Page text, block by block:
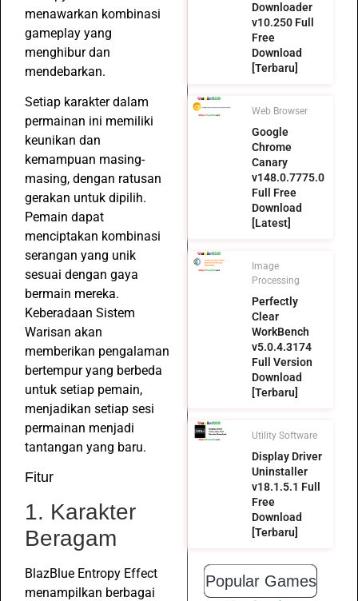
menawarkan kombinasi
gameplay yang
menghibur dan
mendebarkan.
Setiap karakter dalam
permainan ini memiliki
keunikan dan
kemampuan masing-
masing, dengan ratusan
gerakan untuk dipilih.
Pemain dapat
menciptakan kombinasi
serangan yang unik
sesuai dengan gaya
bermain mereka.
Keberadaan Sistem
Warisan akan
memberikan pengalaman
bertempur yang berbeda
untuk setiap pemain,
menjadikan setiap sesi
permainan menjadi
tantangan yang baru.
Fitur
1. Karakter
Beragam
BlazBlue Entropy Effect
menampilkan berbagai
Downloader
v10.250 Full
Free
Download
[Terbaru]
Web Browser
Google
Chrome
Canary
v148.0.7775.0
Full Free
Download
[Latest]
Image
Processing
Perfectly
Clear
WorkBench
v5.0.4.3174
Full Version
Download
[Terbaru]
Utility Software
Display Driver
Uninstaller
v18.1.5.1 Full
Free
Download
[Terbaru]
Popular Games